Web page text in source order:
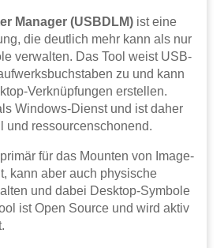
Manager (USBDLM) ist eine
die deutlich mehr kann als nur
verwalten. Das Tool weist USB-
zu und kann
Verknüpfungen erstellen.
Windows-Dienst und ist daher
und ressourcenschonend.
für das Mounten von Image-
kann aber auch physische
und dabei Desktop-Symbole
ist Open Source und wird aktiv